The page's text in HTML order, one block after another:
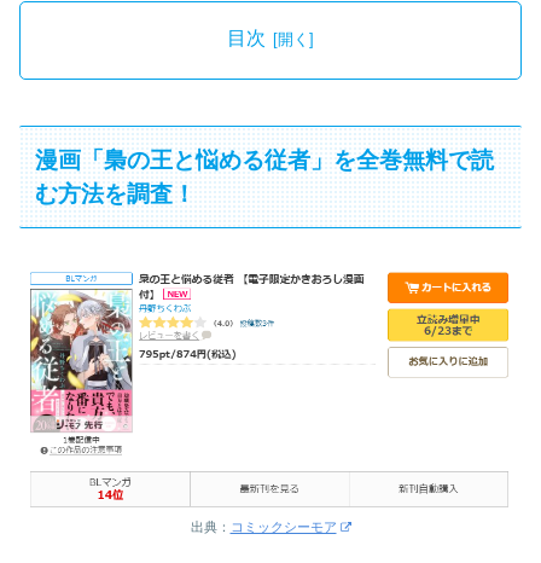
目次
漫画「梟の王と悩める従者」を全巻無料で読
む方法を調査！
出典： コミックシーモア